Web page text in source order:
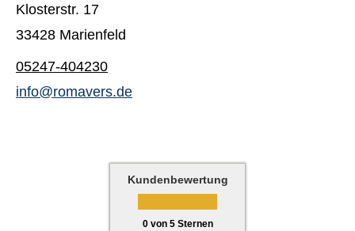
Klosterstr. 17
33428 Marienfeld
05247-404230
info@romavers.de
Kundenbewertung
0von 5Sternen